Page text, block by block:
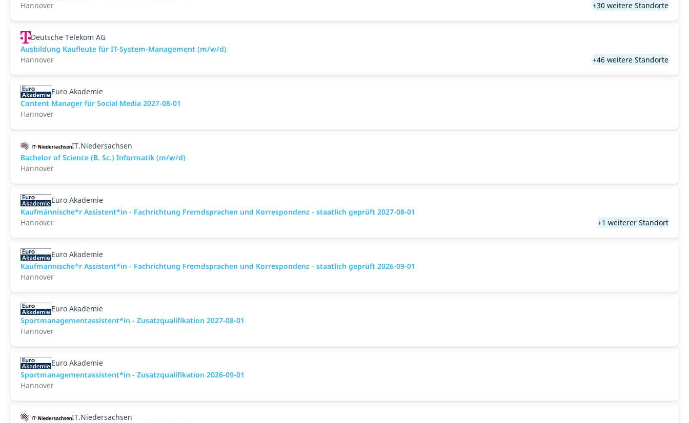
Hannover
+30 weitere Standorte
Deutsche Telekom AG
Ausbildung Kaufleute für IT-System-Management (m/w/d)
Hannover
+46 weitere Standorte
Euro Akademie
Content Manager für Social Media 2027-08-01
Hannover
IT.Niedersachsen
Bachelor of Science (B. Sc.) Informatik (m/w/d)
Hannover
Euro Akademie
Kaufmännische*r Assistent*in - Fachrichtung Fremdsprachen und Korrespondenz - staatlich geprüft 2027-08-01
Hannover
+1 weiterer Standort
Euro Akademie
Kaufmännische*r Assistent*in - Fachrichtung Fremdsprachen und Korrespondenz - staatlich geprüft 2026-09-01
Hannover
Euro Akademie
Sportmanagementassistent*in - Zusatzqualifikation 2027-08-01
Hannover
Euro Akademie
Sportmanagementassistent*in - Zusatzqualifikation 2026-09-01
Hannover
IT.Niedersachsen